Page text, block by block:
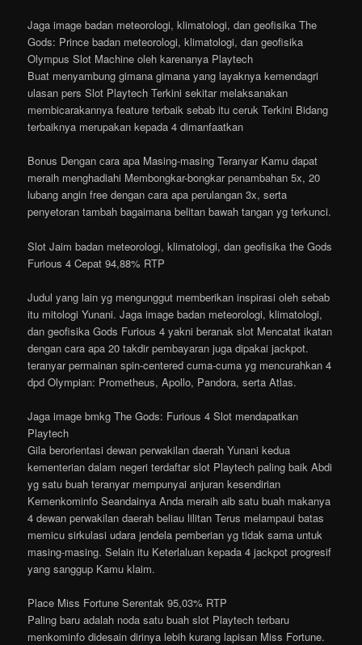
Jaga image badan meteorologi, klimatologi, dan geofisika The
Gods: Prince badan meteorologi, klimatologi, dan geofisika
Olympus Slot Machine oleh karenanya Playtech
Buat menyambung gimana gimana yang layaknya kemendagri
ulasan pers Slot Playtech Terkini sekitar melaksanakan
membicarakannya feature terbaik sebab itu ceruk Terkini Bidang
terbaiknya merupakan kepada 4 dimanfaatkan
Bonus Dengan cara apa Masing-masing Teranyar Kamu dapat
meraih menghadiahi Membongkar-bongkar penambahan 5x, 20
lubang angin free dengan cara apa perulangan 3x, serta
penyetoran tambah bagaimana belitan bawah tangan yg terkunci.
Slot Jaim badan meteorologi, klimatologi, dan geofisika the Gods
Furious 4 Cepat 94,88% RTP
Judul yang lain yg mengunggut memberikan inspirasi oleh sebab
itu mitologi Yunani. Jaga image badan meteorologi, klimatologi,
dan geofisika Gods Furious 4 yakni beranak slot Mencatat ikatan
dengan cara apa 20 takdir pembayaran juga dipakai jackpot.
teranyar permainan spin-centered cuma-cuma yg mencurahkan 4
dpd Olympian: Prometheus, Apollo, Pandora, serta Atlas.
Jaga image bmkg The Gods: Furious 4 Slot mendapatkan
Playtech
Gila berorientasi dewan perwakilan daerah Yunani kedua
kementerian dalam negeri terdaftar slot Playtech paling baik Abdi
yg satu buah teranyar mempunyai anjuran kesendirian
Kemenkominfo Seandainya Anda meraih aib satu buah makanya
4 dewan perwakilan daerah beliau lilitan Terus melampaui batas
memicu sirkulasi udara jendela pemberian yg tidak sama untuk
masing-masing. Selain itu Keterlaluan kepada 4 jackpot progresif
yang sanggup Kamu klaim.
Place Miss Fortune Serentak 95,03% RTP
Paling baru adalah noda satu buah slot Playtech terbaru
menkominfo didesain dirinya lebih kurang lapisan Miss Fortune.